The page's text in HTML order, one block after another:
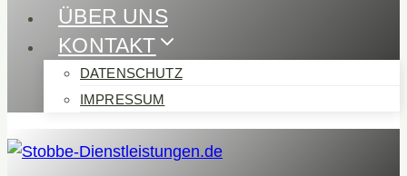
ÜBER UNS
KONTAKT
DATENSCHUTZ
IMPRESSUM